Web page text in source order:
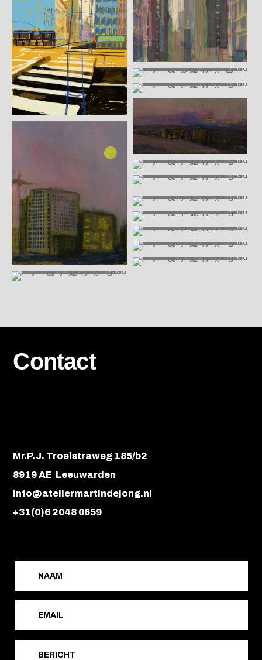
Contact
Mr.P.J. Troelstraweg 185/b2
8919 AE Leeuwarden
info@ateliermartindejong.nl
+31(0)6 2048 0659